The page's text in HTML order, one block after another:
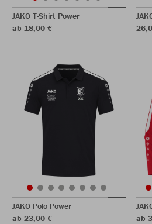
JAKO T-Shirt Power
ab 18,00 €
JAKO Polo Power
ab 23,00 €
ab